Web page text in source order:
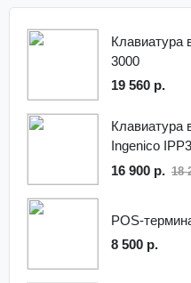
Клавиатура
3000
19 560 р.
Клавиатура
Ingenico
16 900 р. 18
POS-
8 500 р.